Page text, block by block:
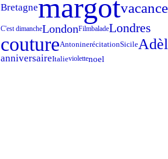
Bretagnemargot
C'est dimancheLondonFilmbaladeLondres
coutureAntoninerécitationSicile
anniversaireItalieviolettenoel